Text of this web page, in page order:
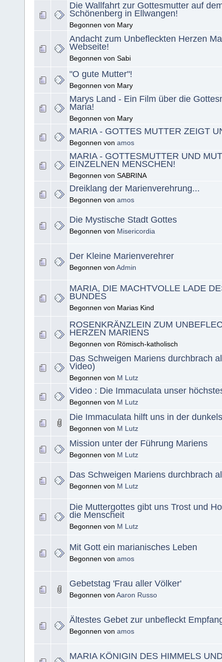
Die Wallfahrt zur Gottesmutter auf
Schönenberg in Ellwangen!
Begonnen von Mary
Andacht zum Unbefleckten Herzen
Webseite!
Begonnen von Sabi
"O gute Mutter"!
Begonnen von Mary
Marys Land - Ein Film über die
Maria!
Begonnen von Mary
MARIA - GOTTES MUTTER ZEIGT
Begonnen von amos
MARIA - GOTTESMUTTER UND
EINZELNEN MENSCHEN!
Begonnen von SABRINA
Dreiklang der Marienverehrung...
Begonnen von amos
Die Mystische Stadt Gottes
Begonnen von Misericordia
Der Kleine Marienverehrer
Begonnen von Admin
MARIA, DIE MACHTVOLLE LADE
BUNDES
Begonnen von Marias Kind
ROSENKRÄNZLEIN ZUM
HERZEN MARIENS
Begonnen von Römisch-katholisch
Das Schweigen Mariens durchbrach
Video)
Begonnen von M Lutz
Video : Die Immaculata unser
Begonnen von M Lutz
Die Immaculata hilft uns in der
Begonnen von M Lutz
Mission unter der Führung Mariens
Begonnen von M Lutz
Das Schweigen Mariens durchbrach
Begonnen von M Lutz
Die Muttergottes gibt uns Trost und
die Menscheit
Begonnen von M Lutz
Mit Gott ein marianisches Leben
Begonnen von amos
Gebetstag 'Frau aller Völker'
Begonnen von Aaron Russo
Ältestes Gebet zur unbefleckt
Begonnen von amos
MARIA KÖNIGIN DES HIMMELS